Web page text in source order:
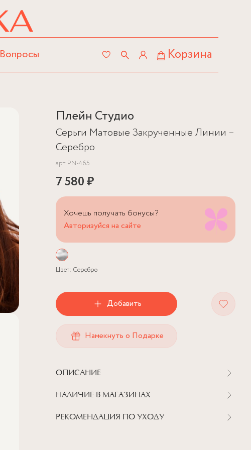
Вопросы Корзина
Плейн Студио
Серьги Матовые Закрученные Линии –
Серебро
арт.PN-465
7 580 ₽
Хочешь получать бонусы?
Авторизуйся на сайте
Цвет: Серебро
Добавить
Намекнуть о Подарке
ОПИСАНИЕ
НАЛИЧИЕ В МАГАЗИНАХ
РЕКОМЕНДАЦИЯ ПО УХОДУ